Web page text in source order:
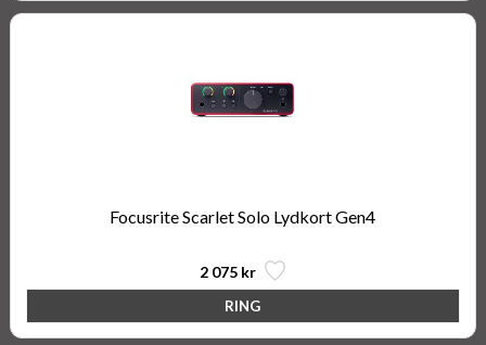
Focusrite Scarlet Solo Lydkort Gen4
2 075 kr